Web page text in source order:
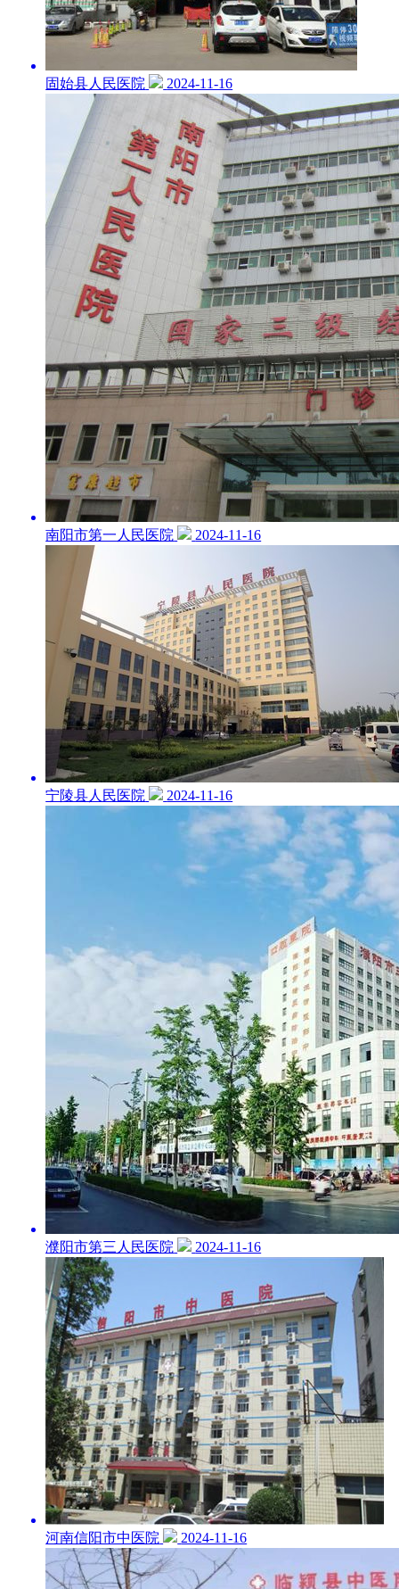
固始县人民医院 2024-11-16
南阳市第一人民医院 2024-11-16
宁陵县人民医院 2024-11-16
濮阳市第三人民医院 2024-11-16
河南信阳市中医院 2024-11-16